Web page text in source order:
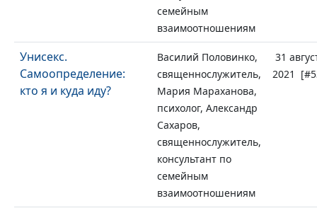
семейным
взаимоотношениям
Унисекс.
Самоопределение:
кто я и куда иду?
Василий Половинко,
священнослужитель,
Мария Мараханова,
психолог, Александр
Сахаров,
священнослужитель,
консультант по
семейным
взаимоотношениям
31
2021